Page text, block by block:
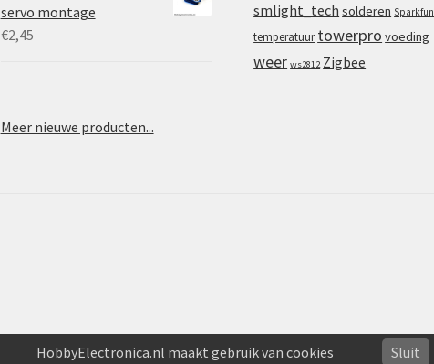
servo montage
€2,45
Meer nieuwe producten...
smlight_tech solderen Sparkfun
temperatuur towerpro voeding
weer ws2812 Zigbee
HobbyElectronica.nl maakt gebruik van cookies Sluit